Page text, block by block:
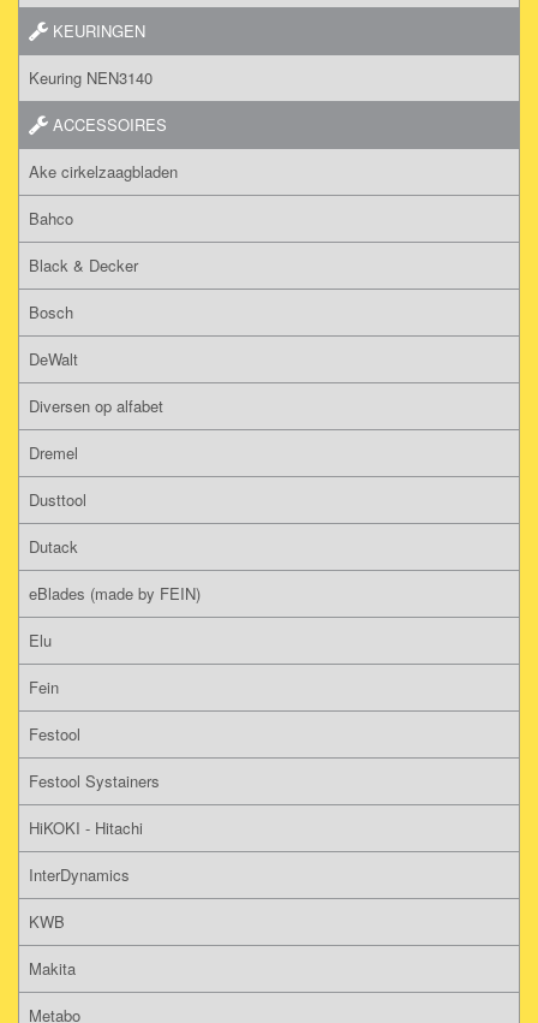
KEURINGEN
Keuring NEN3140
ACCESSOIRES
Ake cirkelzaagbladen
Bahco
Black & Decker
Bosch
DeWalt
Diversen op alfabet
Dremel
Dusttool
Dutack
eBlades (made by FEIN)
Elu
Fein
Festool
Festool Systainers
HiKOKI - Hitachi
InterDynamics
KWB
Makita
Metabo